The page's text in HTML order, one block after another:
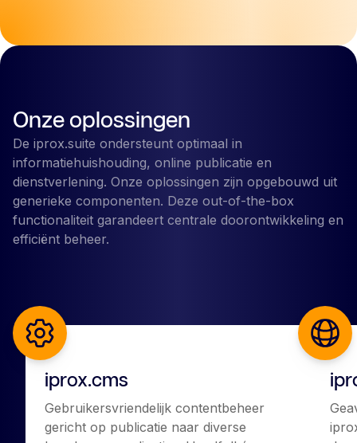
Onze oplossingen
De iprox.suite ondersteunt optimaal in
informatiehuishouding, online publicatie en
dienstverlening. Onze oplossingen zijn opgebouwd uit
generieke componenten. Deze out-of-the-box
functionaliteit garandeert centrale doorontwikkeling en
efficiënt beheer.
iprox.cms
Gebruikersvriendelijk contentbeheer
gericht op publicatie naar diverse